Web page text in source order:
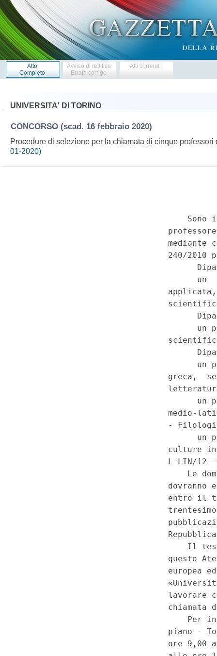
Atto
Completo
Avviso di rettifica
Errata corrige
Atti correlati
UNIVERSITA' DI TORINO
CONCORSO (scad. 16 febbraio 2020)
Procedure di selezione per la chiamata di cinque
01-2020)